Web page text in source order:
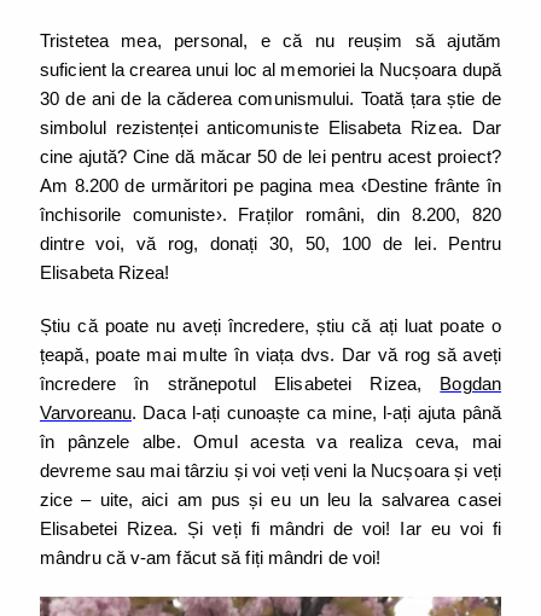
Tristetea mea, personal, e că nu reușim să ajutăm
suficient la crearea unui loc al memoriei la Nucșoara după
30 de ani de la căderea comunismului. Toată țara știe de
simbolul rezistenței anticomuniste Elisabeta Rizea. Dar
cine ajută? Cine dă măcar 50 de lei pentru acest proiect?
Am 8.200 de urmăritori pe pagina mea ‹Destine frânte în
închisorile comuniste›. Fraților români, din 8.200, 820
dintre voi, vă rog, donați 30, 50, 100 de lei. Pentru
Elisabeta Rizea!
Știu că poate nu aveți încredere, știu că ați luat poate o
țeapă, poate mai multe în viața dvs. Dar vă rog să aveți
încredere în strănepotul Elisabetei Rizea, Bogdan
Varvoreanu. Daca l-ați cunoaște ca mine, l-ați ajuta până
în pânzele albe. Omul acesta va realiza ceva, mai
devreme sau mai târziu și voi veți veni la Nucșoara și veți
zice – uite, aici am pus și eu un leu la salvarea casei
Elisabetei Rizea. Și veți fi mândri de voi! Iar eu voi fi
mândru că v-am făcut să fiți mândri de voi!